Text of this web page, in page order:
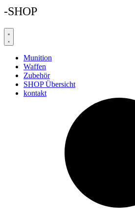
-SHOP
Munition
Waffen
Zubehör
SHOP Übersicht
kontakt